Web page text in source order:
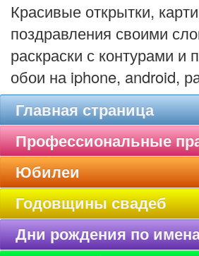
Красивые открытки,
поздравления своими
раскраски с контурами и
обои на iphone, android,
Главная страница
Профессиональные
Юбилеи
Годовщины свадеб
Дни рождения по